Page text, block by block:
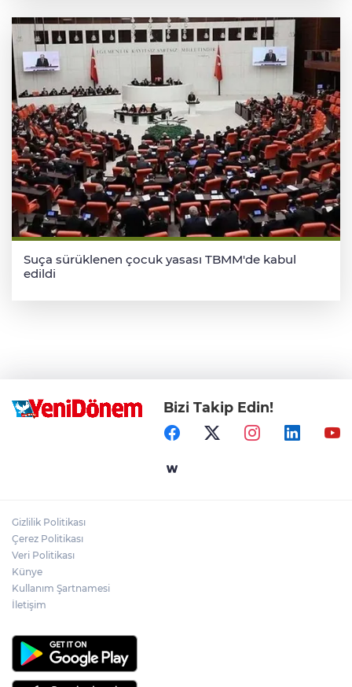
Suça sürüklenen çocuk yasası TBMM'de kabul
edildi
Bizi Takip Edin!
Gizlilik Politikası
Çerez Politikası
Veri Politikası
Künye
Kullanım Şartnamesi
İletişim